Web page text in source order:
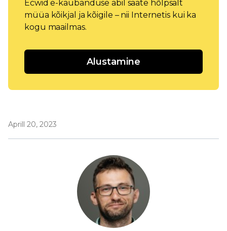
Ecwid e-kaubanduse abil saate hõlpsalt
müüa kõikjal ja kõigile – nii Internetis kui ka
kogu maailmas.
Alustamine
Aprill 20, 2023